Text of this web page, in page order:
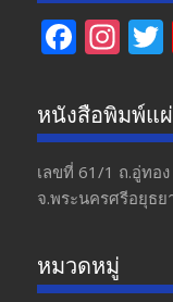
F
e
b
o
o
In
a
gr
a
m
หนังสือพิมพ์แ
เลขที่ 61/1 ถ.อู่ทอ
จ.พระนครศรีอยุธย
หมวดหมู่